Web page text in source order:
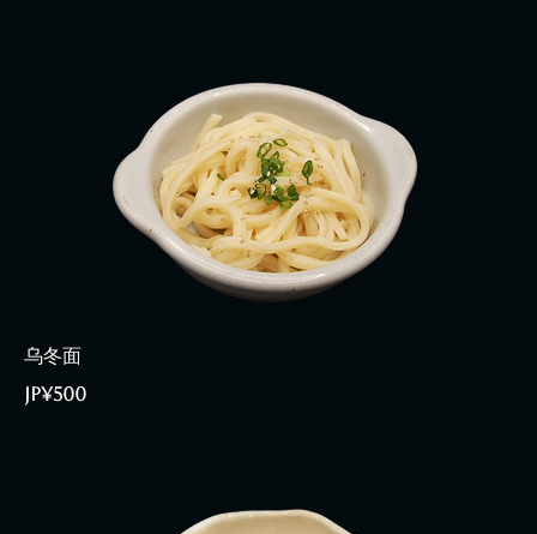
乌冬面
JP¥500